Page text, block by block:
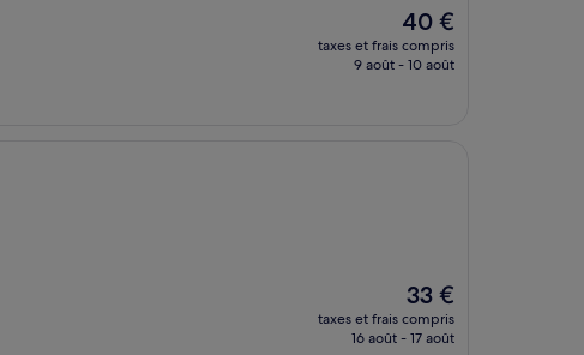
Le
nouveau
prix
40 €
taxes et frais compris
9 août - 10 août
Le
nouveau
prix
33 €
taxes et frais compris
16 août - 17 août